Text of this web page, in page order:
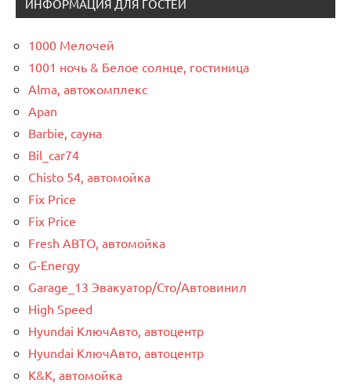
ИНФОРМАЦИЯ ДЛЯ ГОСТЕЙ
1000 Мелочей
1001 ночь & Белое солнце, гостиница
Alma, автокомплекс
Apan
Barbie, сауна
Bil_car74
Chisto 54, автомойка
Fix Price
Fix Price
Fresh АВТО, автомойка
G-Energy
Garage_13 Эвакуатор/Сто/Автовинил
High Speed
Hyundai КлючАвто, автоцентр
Hyundai КлючАвто, автоцентр
K&K, автомойка